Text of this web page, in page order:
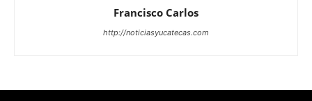
Francisco Carlos
http://noticiasyucatecas.com